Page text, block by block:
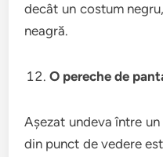
decât un costum
neagră.
O pereche de
Așezat undeva între
din punct de vedere